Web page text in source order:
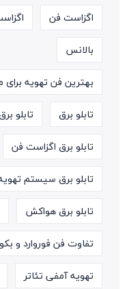
اگزاست فن
بالانس
بهترین فن تهویه
تابلو برق
تابلو
تابلو برق اگزاست فن
تابلو برق سیستم
تابلو برق هواکش
تفاوت فن فوروارد و
تهویه آمفی تئاتر